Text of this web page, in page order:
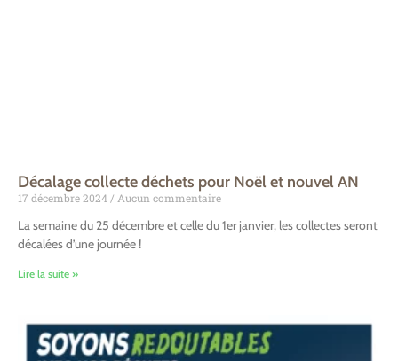
Décalage collecte déchets pour Noël et nouvel AN
17 décembre 2024 Aucun commentaire
La semaine du 25 décembre et celle du 1er janvier, les collectes seront
décalées d’une journée !
Lire la suite »